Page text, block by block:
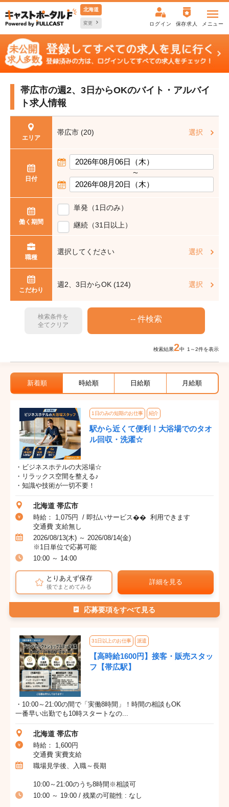
北海道
変更 ログイン 保存求人 メニュー
帯広市の週2、3日からOKのバイト・アルバイ
ト求人情報
エリア
帯広市 (20) 選択
日付
〜
働く期間
単発（1日のみ）
継続（31日以上）
職種
選択してください 選択
こだわり
週2、3日からOK (124) 選択
検索条件を
全てクリア
検索結果2中 1～2件を表示
新着順 時給順 日給順 月給順
1日のみの短期のお仕事 紹介
駅から近くて便利！大浴場でのタオ
ル回収・洗濯☆
・ビジネスホテルの大浴場☆
・リラックス空間を整える♪
・知識や技術が一切不要！
北海道 帯広市
時給： 1,075円 / 即払いサービス�� 利用できます
交通費 支給無し
2026/08/13(木) ～ 2026/08/14(金)
※1日単位で応募可能
10:00 ～ 14:00
とりあえず保存
後でまとめてみる
詳細を見る
応募要項をすべて見る
31日以上のお仕事 派遣
【高時給1600円】接客・販売スタッ
フ【帯広駅】
・10:00～21:00の間で「実働8時間」！時間の相談もOK
一番早い出勤でも10時スタートなの...
北海道 帯広市
時給： 1,600円
交通費 実費支給
職場見学後、入職～長期
10:00～21:00のうち8時間※相談可
10:00 ～ 19:00 / 残業の可能性 : なし